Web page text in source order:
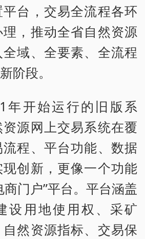
台，交易全流程各环
，推动全省自然资源
域、全要素、全流程
阶段。
年开始运行的旧版系
源网上交易系统在覆
程、平台功能、数据
创新，更像一个功能
门户”平台。平台涵盖
设用地使用权、采矿
然资源指标、交易保